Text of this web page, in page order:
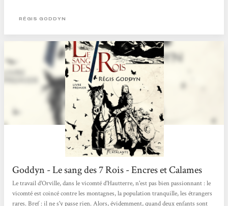
occupants s'en étaient allés quelques heures auparavant." Un...
RÉGIS GODDYN
Goddyn - Le sang des 7 Rois - Encres et Calames
Le travail d'Orville, dans le vicomté d'Hautterre, n'est pas bien passionnant : le
vicomté est coincé contre les montagnes, la population tranquille, les étrangers
rares. Bref : il ne s'y passe rien. Alors, évidemment, quand deux enfants sont